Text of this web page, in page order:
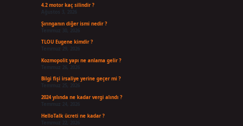
4.2 motor kaç silindir ?
Ağustos 3, 2026
Şırınganın diğer ismi nedir ?
TLOU Eugene kimdir ?
Temmuz 29, 2026
Kozmopolit yapı ne anlama gelir ?
Bilgi fişi irsaliye yerine geçer mi ?
Temmuz 25, 2026
2024 yılında ne kadar vergi alındı ?
HelloTalk ücreti ne kadar ?